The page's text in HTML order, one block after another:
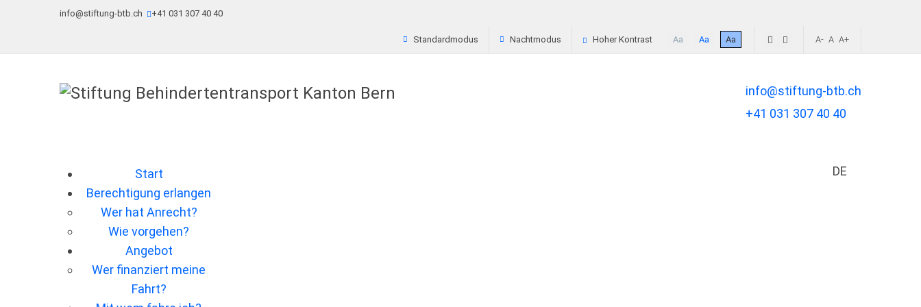
info@stiftung-btb.ch +41 031 307 40 40
Standardmodus Nachtmodus Hoher Kontrast Aa Aa Aa A- A A+
info@stiftung-btb.ch
+41 031 307 40 40
Start
Berechtigung erlangen
Wer hat Anrecht?
Wie vorgehen?
Angebot
Wer ﬁnanziert meine
Fahrt?
Sprache
DE